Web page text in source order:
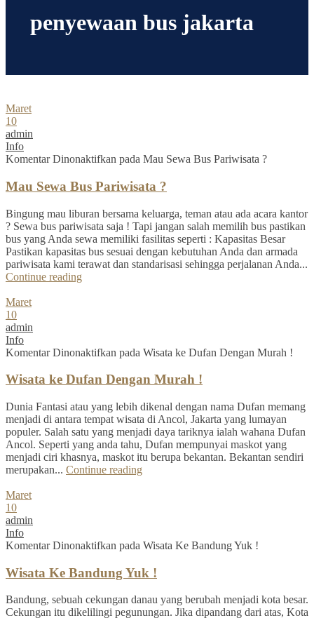
penyewaan bus jakarta
Maret
10
admin
Info
Komentar Dinonaktifkan pada Mau Sewa Bus Pariwisata ?
Mau Sewa Bus Pariwisata ?
Bingung mau liburan bersama keluarga, teman atau ada acara kantor
? Sewa bus pariwisata saja ! Tapi jangan salah memilih bus pastikan
bus yang Anda sewa memiliki fasilitas seperti : Kapasitas Besar
Pastikan kapasitas bus sesuai dengan kebutuhan Anda dan armada
pariwisata kami terawat dan standarisasi sehingga perjalanan Anda...
Continue reading
Maret
10
admin
Info
Komentar Dinonaktifkan pada Wisata ke Dufan Dengan Murah !
Wisata ke Dufan Dengan Murah !
Dunia Fantasi atau yang lebih dikenal dengan nama Dufan memang
menjadi di antara tempat wisata di Ancol, Jakarta yang lumayan
populer. Salah satu yang menjadi daya tariknya ialah wahana Dufan
Ancol. Seperti yang anda tahu, Dufan mempunyai maskot yang
menjadi ciri khasnya, maskot itu berupa bekantan. Bekantan sendiri
merupakan... Continue reading
Maret
10
admin
Info
Komentar Dinonaktifkan pada Wisata Ke Bandung Yuk !
Wisata Ke Bandung Yuk !
Bandung, sebuah cekungan danau yang berubah menjadi kota besar.
Cekungan itu dikelilingi pegunungan. Jika dipandang dari atas, Kota